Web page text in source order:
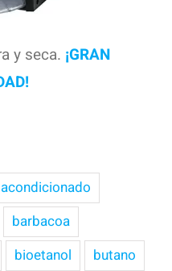
y seca. ¡GRAN
barbacoa
bioetanol
butano